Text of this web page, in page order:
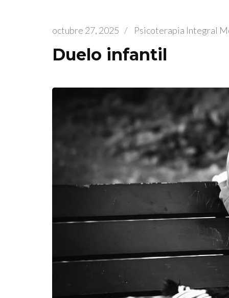
octubre 27, 2025 / Psicoterapia Integral
Duelo infantil